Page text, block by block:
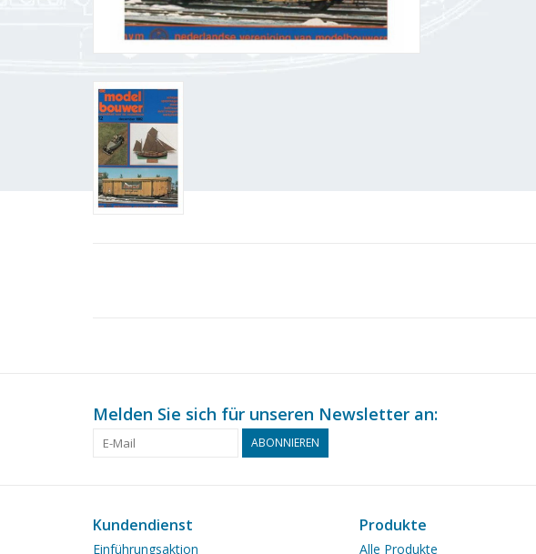
Melden Sie sich für unseren Newsletter an:
ABONNIEREN
Kundendienst
Einführungsaktion
Produkte
Alle Produkte